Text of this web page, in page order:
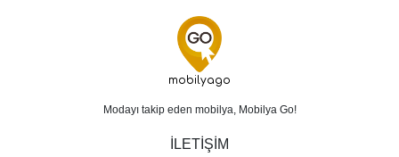
mobilyago
Modayı takip eden mobilya, Mobilya Go!
İLETİŞİM